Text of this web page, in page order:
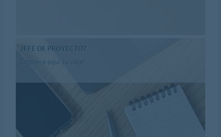
JEFE DE PROYECTO?
Empiece aquí su viaje!